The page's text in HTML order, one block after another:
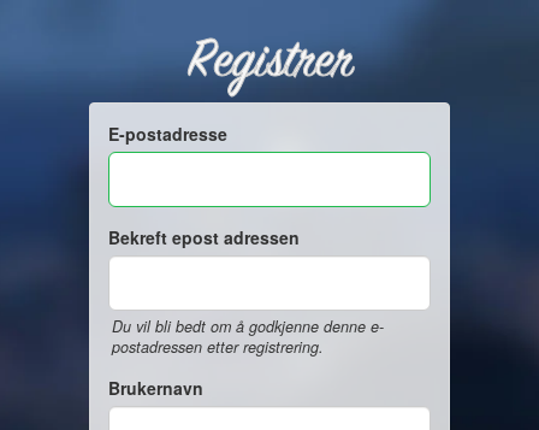
Registrer
E-postadresse
Bekreft epost adressen
Du vil bli bedt om å godkjenne denne e-
postadressen etter registrering.
Brukernavn